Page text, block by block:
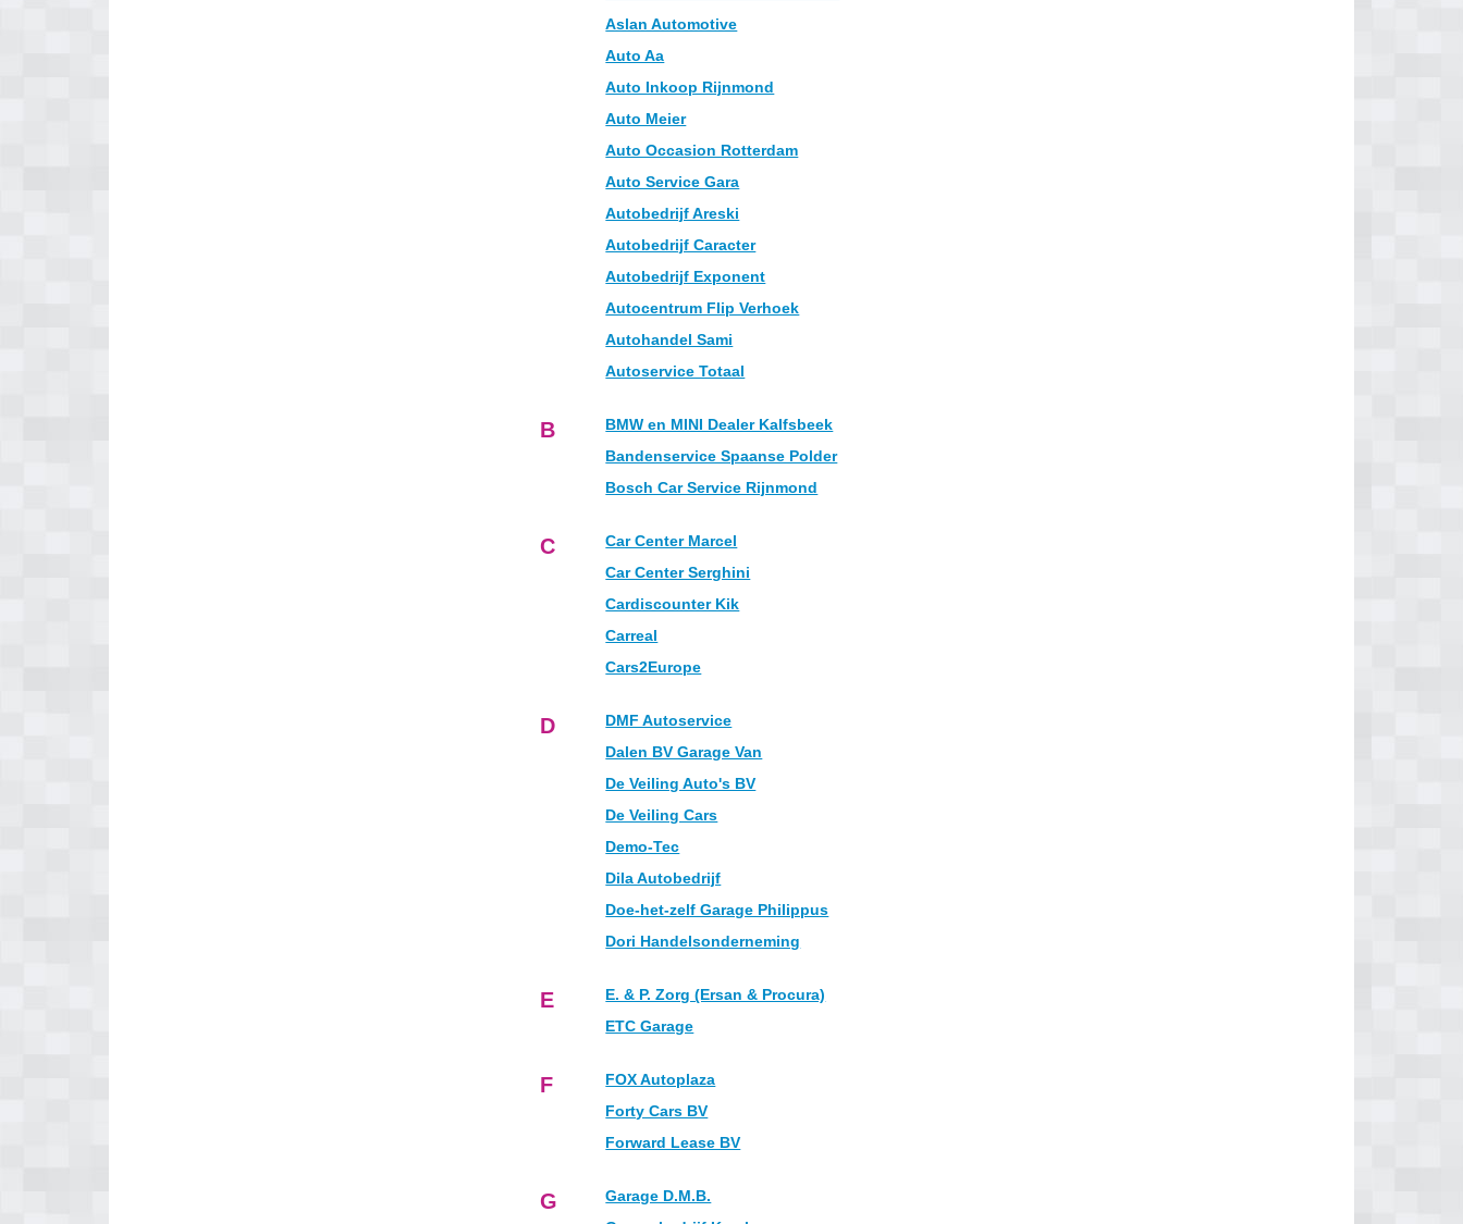
Aslan Automotive
Auto Aa
Auto Inkoop Rijnmond
Auto Meier
Auto Occasion Rotterdam
Auto Service Gara
Autobedrijf Areski
Autobedrijf Caracter
Autobedrijf Exponent
Autocentrum Flip Verhoek
Autohandel Sami
Autoservice Totaal
B
BMW en MINI Dealer Kalfsbeek
Bandenservice Spaanse Polder
Bosch Car Service Rijnmond
C
Car Center Marcel
Car Center Serghini
Cardiscounter Kik
Carreal
Cars2Europe
D
DMF Autoservice
Dalen BV Garage Van
De Veiling Auto's BV
De Veiling Cars
Demo-Tec
Dila Autobedrijf
Doe-het-zelf Garage Philippus
Dori Handelsonderneming
E
E. & P. Zorg (Ersan & Procura)
ETC Garage
F
FOX Autoplaza
Forty Cars BV
Forward Lease BV
G
Garage D.M.B.